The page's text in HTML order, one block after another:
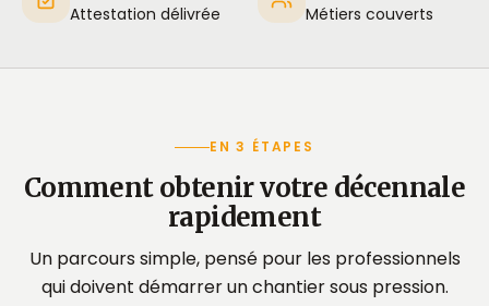
Attestation délivrée Métiers couverts
EN 3 ÉTAPES
Comment obtenir votre décennale
rapidement
Un parcours simple, pensé pour les professionnels
qui doivent démarrer un chantier sous pression.